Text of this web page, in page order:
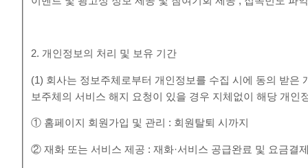
2. 개인정보의 처리 및 보유 기간
(1) 회사는 정보주체로부터 개인정보를 수집 시에 동의 받은
보주체의 서비스 해지 요청이 있을 경우 지체없이 해당 개
① 홈페이지 회원가입 및 관리 : 회원탈퇴 시까지
② 재화 또는 서비스 제공 : 재화·서비스 공급완료 및 요금결